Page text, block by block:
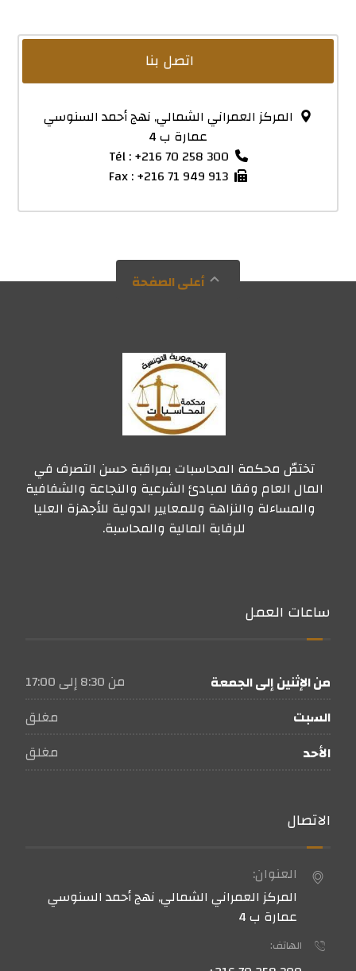
اتصل بنا
المركز العمراني الشمالي, نهج أحمد السنوسي
عمارة ب 4
Tél : +216 70 258 300
Fax : +216 71 949 913
أعلى الصفحة
تختصّ محكمة المحاسبات بمراقبة حسن التصرف في
المال العام وفقا لمبادئ الشرعية والنجاعة والشفافية
والمساءلة والنزاهة وللمعايير الدولية للأجهزة العليا
للرقابة المالية والمحاسبة.
ساعات العمل
من الإثنين إلى الجمعة
من 8:30 إلى 17:00
السبت
مغلق
الأحد
مغلق
الاتصال
العنوان:
المركز العمراني الشمالي, نهج أحمد السنوسي
عمارة ب 4
الهاتف: